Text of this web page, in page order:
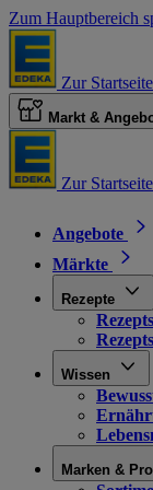
Zum Hauptbereich
Zur Startseite
Markt &
Zur Startseite
Angebote
Märkte
Rezepte
Wissen
Marken &